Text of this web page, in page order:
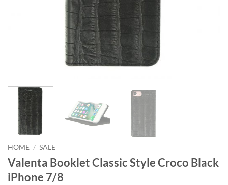
HOME / SALE
Valenta Booklet Classic Style Croco Black
iPhone 7/8